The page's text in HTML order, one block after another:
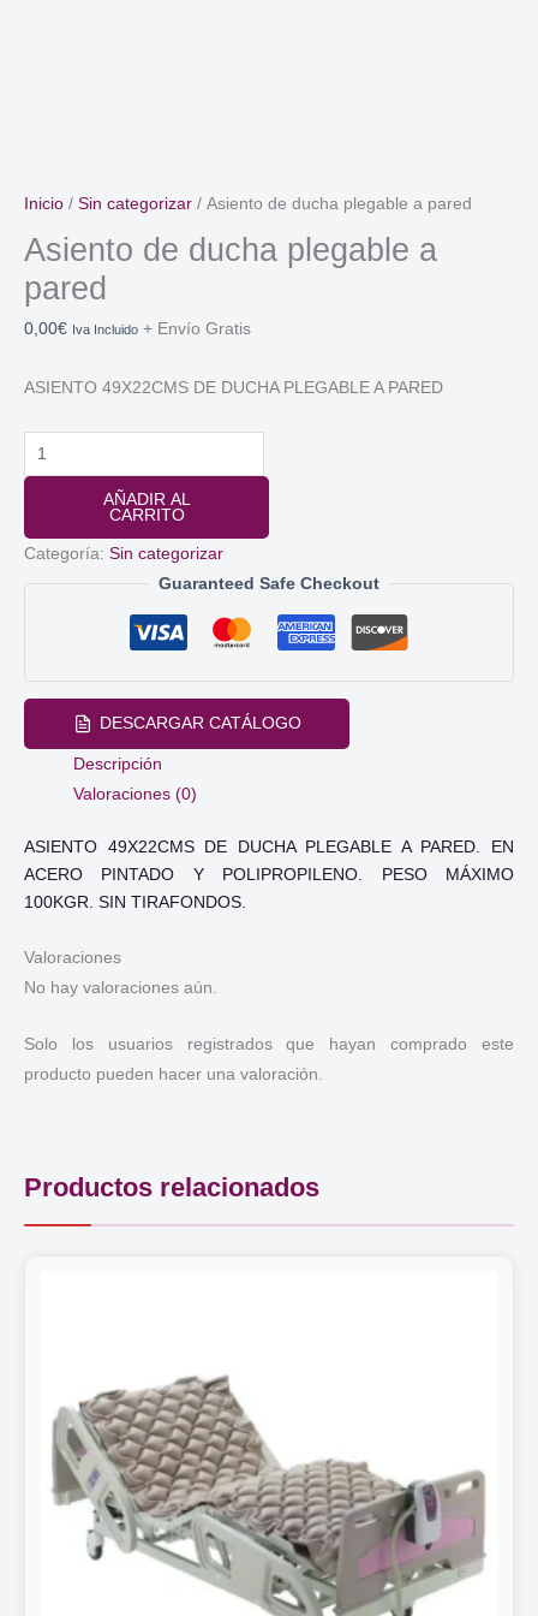
Inicio / Sin categorizar / Asiento de ducha plegable a pared
Asiento de ducha plegable a
pared
0,00€ Iva Incluido + Envío Gratis
ASIENTO 49X22CMS DE DUCHA PLEGABLE A PARED
Asiento
de
plegable
AÑADIR AL
CARRITO
Categoría: Sin categorizar
Guaranteed Safe Checkout
DESCARGAR CATÁLOGO
Descripción
Valoraciones (0)
ASIENTO 49X22CMS DE DUCHA PLEGABLE A PARED. EN
ACERO PINTADO Y POLIPROPILENO. PESO MÁXIMO
100KGR. SIN TIRAFONDOS.
Valoraciones
No hay valoraciones aún.
Solo los usuarios registrados que hayan comprado este
producto pueden hacer una valoración.
Productos relacionados